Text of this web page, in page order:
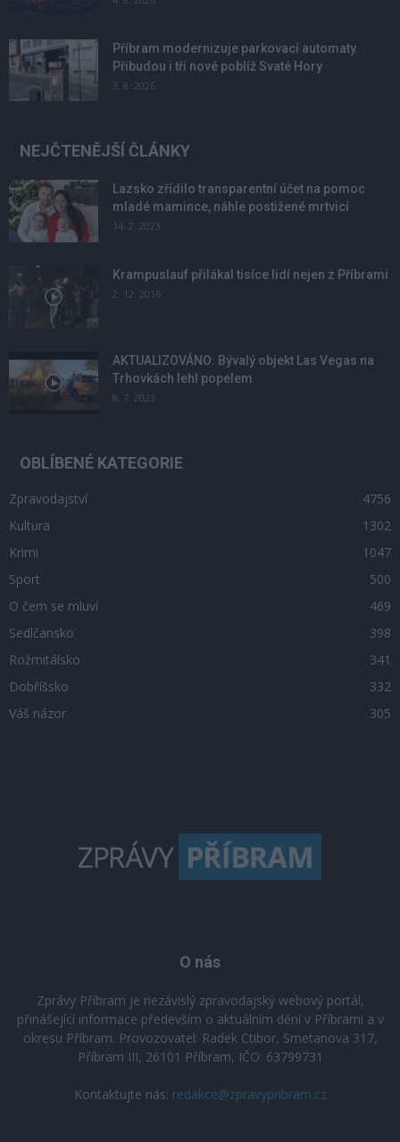
Příbram modernizuje parkovací automaty.
Přibudou i tři nové poblíž Svaté Hory
3. 8. 2026
NEJČTENĚJŠÍ ČLÁNKY
Lazsko zřídilo transparentní účet na pomoc
mladé mamince, náhle postižené mrtvicí
14. 2. 2023
Krampuslauf přilákal tisíce lidí nejen z Příbrami
2. 12. 2016
AKTUALIZOVÁNO: Bývalý objekt Las Vegas na
Trhovkách lehl popelem
8. 7. 2023
OBLÍBENÉ KATEGORIE
Zpravodajství
4756
Kultura
1302
Krimi
1047
Sport
500
O čem se mluví
469
Sedlčansko
398
Rožmitálsko
341
Dobříšsko
332
Váš názor
305
O nás
Zprávy Příbram je nezávislý zpravodajský webový portál,
přinášející informace především o aktuálním dění v Příbrami a v
okresu Příbram. Provozovatel: Radek Ctibor, Smetanova 317,
Příbram III, 26101 Příbram, IČO: 63799731
Kontaktujte nás: redakce@zpravypribram.cz